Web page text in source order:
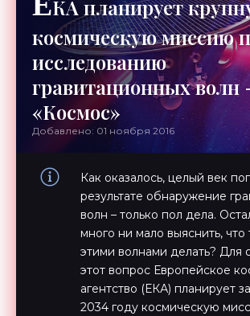
КА планирует
космическую миссию
исследованию
гравитационных волн
«Космос»
Добавлено: 01 ноября 2016
Как оказалось, целый век
результате обнаружение
волн – только пол дела.
много ни мало выяснить, что
этими волнами делать? Для
этот вопрос Европейское
агентство (ЕКА) планирует
2034 году космическую